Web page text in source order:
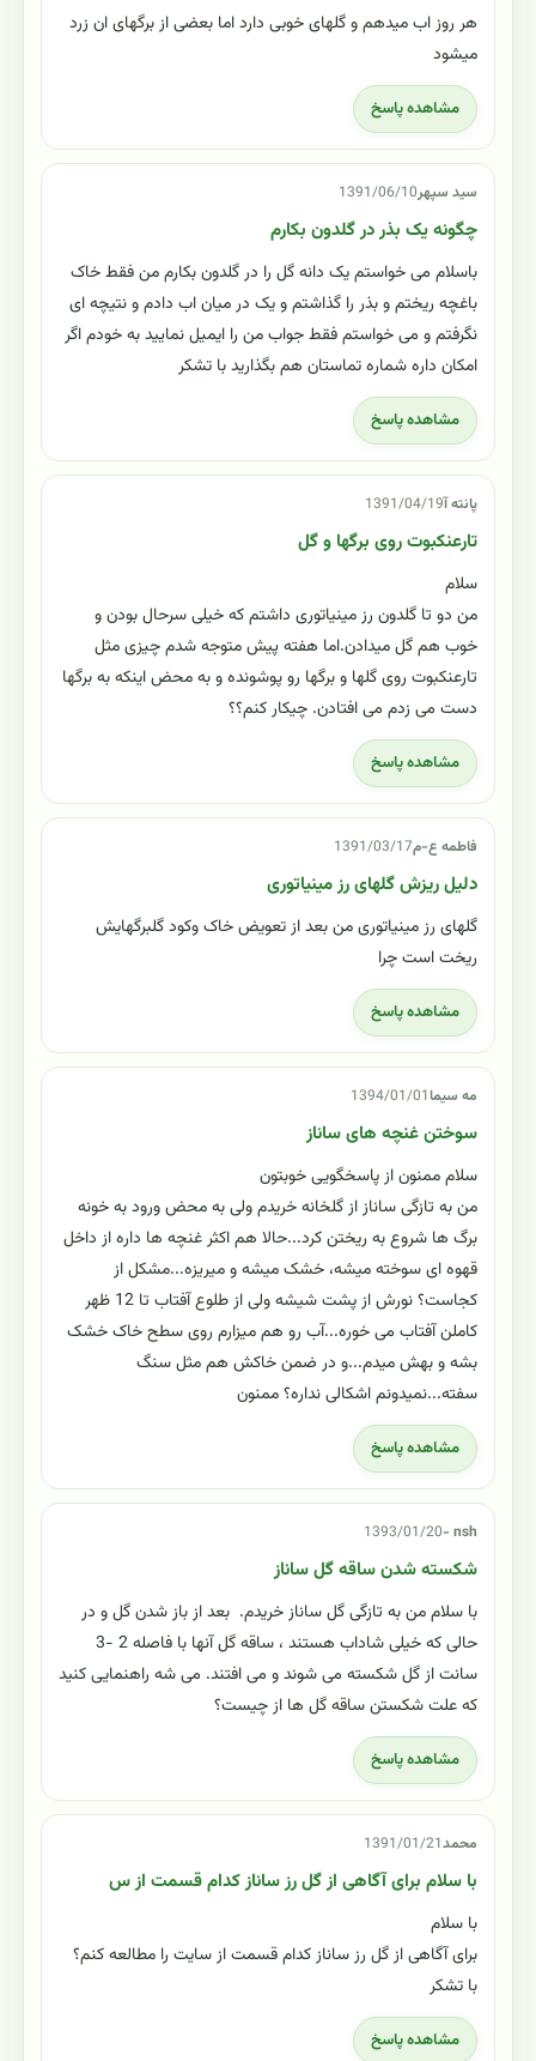
هر روز اب میدهم و گلهای خوبی دارد اما بعضی از برگهای ان زرد
میشود
مشاهده پاسخ
سید سپهر1391/06/10
چگونه یک بذر در گلدون بکارم
باسلام می خواستم یک دانه گل را در گلدون بکارم من فقط خاک
باغچه ریختم و بذر را گذاشتم و یک در میان اب دادم و نتیچه ای
نگرفتم و می خواستم فقط جواب من را ایمیل نمایید به خودم اگر
امکان داره شماره تماستان هم بگذارید با تشکر
مشاهده پاسخ
پانته آ1391/04/19
تارعنکبوت روی برگها و گل
سلام
من دو تا گلدون رز مینیاتوری داشتم که خیلی سرحال بودن و
خوب هم گل میدادن.اما هفته پیش متوجه شدم چیزی مثل
تارعنکبوت روی گلها و برگها رو پوشونده و به محض اینکه به برگها
دست می زدم می افتادن. چیکار کنم؟؟
مشاهده پاسخ
فاطمه ع-م1391/03/17
دلیل ریزش گلهای رز مینیاتوری
گلهای رز مینیاتوری من بعد از تعویض خاک وکود گلبرگهایش
ریخت است چرا
مشاهده پاسخ
مه سیما1394/01/01
سوختن غنچه های ساناز
سلام ممنون از پاسخگویی خوبتون
من به تازگی ساناز از گلخانه خریدم ولی به محض ورود به خونه
برگ ها شروع به ریختن کرد...حالا هم اکثر غنچه ها داره از داخل
قهوه ای سوخته میشه، خشک میشه و میریزه...مشکل از
کجاست؟ نورش از پشت شیشه ولی از طلوع آفتاب تا 12 ظهر
کاملن آفتاب می خوره...آب رو هم میزارم روی سطح خاک خشک
بشه و بهش میدم...و در ضمن خاکش هم مثل سنگ
سفته...نمیدونم اشکالی نداره؟ ممنون
مشاهده پاسخ
nsh -
1393/01/20
شکسته شدن ساقه گل ساناز
با سلام من به تازگی گل ساناز خریدم. بعد از باز شدن گل و در
حالی که خیلی شاداب هستند ، ساقه گل آنها با فاصله 2 -3
سانت از گل شکسته می شوند و می افتند. می شه راهنمایی کنید
که علت شکستن ساقه گل ها از چیست؟
مشاهده پاسخ
محمد1391/01/21
با سلام برای آگاهی از گل رز ساناز کدام قسمت از س
با سلام
برای آگاهی از گل رز ساناز کدام قسمت از سایت را مطالعه کنم؟
با تشکر
مشاهده پاسخ